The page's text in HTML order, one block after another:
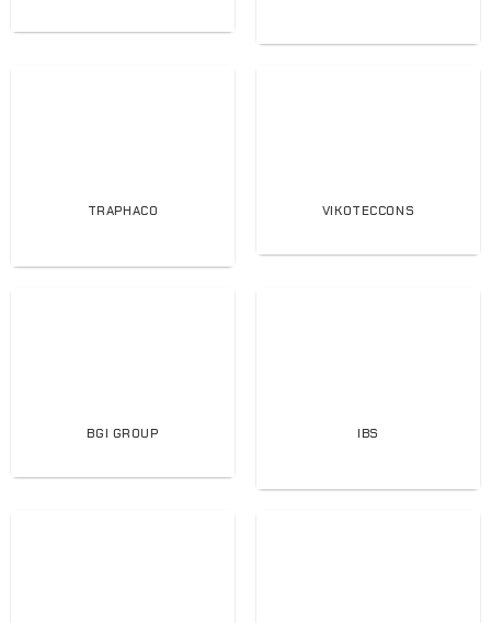
TRAPHACO VIKOTECCONS
BGI GROUP IBS